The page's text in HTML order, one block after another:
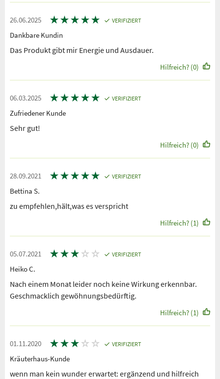
26.06.2025 ★★★★★ VERIFIZIERT
Dankbare Kundin
Das Produkt gibt mir Energie und Ausdauer.
Hilfreich? (0)
06.03.2025 ★★★★★ VERIFIZIERT
Zufriedener Kunde
Sehr gut!
Hilfreich? (0)
28.09.2021 ★★★★★ VERIFIZIERT
Bettina S.
zu empfehlen,hält,was es verspricht
Hilfreich? (1)
05.07.2021 ★★★ ☆ ☆ VERIFIZIERT
Heiko C.
Nach einem Monat leider noch keine Wirkung erkennbar.
Geschmacklich gewöhnungsbedürftig.
Hilfreich? (1)
01.11.2020 ★★★ ☆ ☆ VERIFIZIERT
Kräuterhaus-Kunde
wenn man kein wunder erwartet: ergänzend und hilfreich